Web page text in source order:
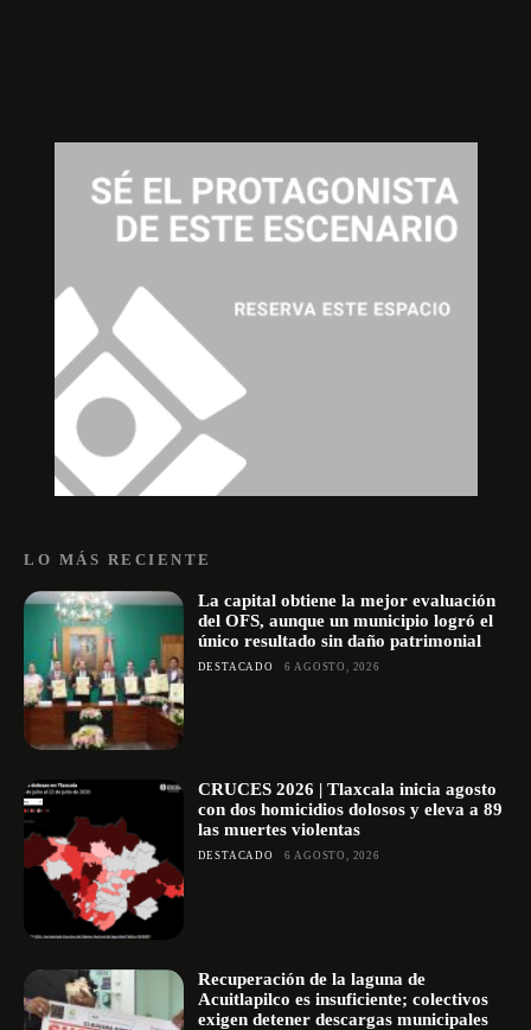
LO MÁS RECIENTE
La capital obtiene la mejor evaluación
del OFS, aunque un municipio logró el
único resultado sin daño patrimonial
DESTACADO 6 AGOSTO, 2026
CRUCES 2026 | Tlaxcala inicia agosto
con dos homicidios dolosos y eleva a 89
las muertes violentas
DESTACADO 6 AGOSTO, 2026
Recuperación de la laguna de
Acuitlapilco es insuficiente; colectivos
exigen detener descargas municipales